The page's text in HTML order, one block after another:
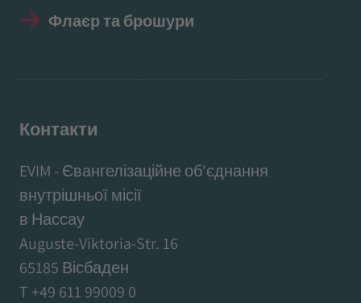
Флаєр та брошури
Контакти
EVIM - Євангелізаційне об'єднання
внутрішньої місії
в Нассау
Auguste-Viktoria-Str. 16
65185 Вісбаден
T +49 611 99009 0